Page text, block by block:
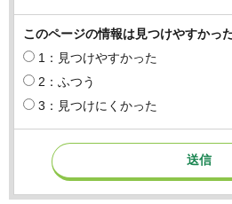
このページの情報は見つけやすかっ
1：見つけやすかった
2：ふつう
3：見つけにくかった